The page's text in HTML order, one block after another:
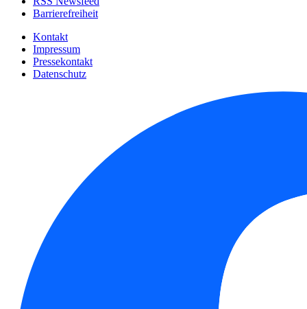
Barrierefreiheit
Kontakt
Impressum
Pressekontakt
Datenschutz